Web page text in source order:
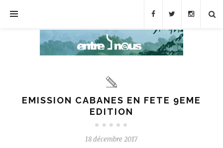
EMISSION CABANES EN FETE 9EME
EDITION
18 décembre 2017